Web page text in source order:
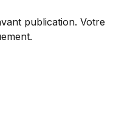
publication. Votre